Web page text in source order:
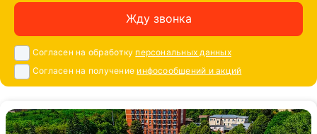
Жду звонка
Согласен на обработку персональных данных
Согласен на получение инфосообщений и акций